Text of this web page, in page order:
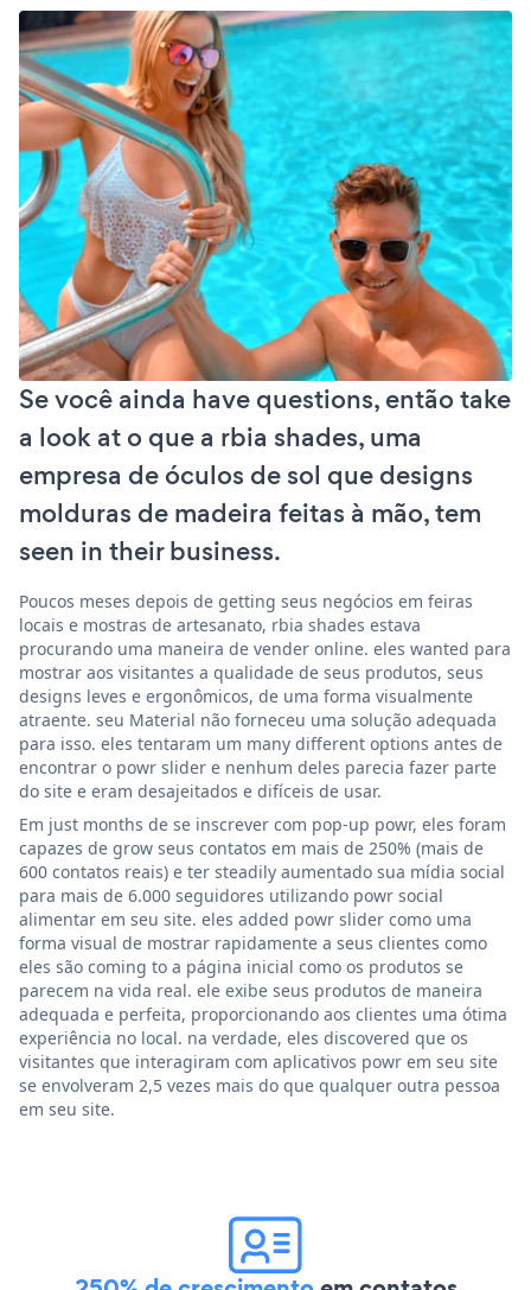
Se você ainda have questions, então take
a look at o que a rbia shades, uma
empresa de óculos de sol que designs
molduras de madeira feitas à mão, tem
seen in their business.
Poucos meses depois de getting seus negócios em feiras
locais e mostras de artesanato, rbia shades estava
procurando uma maneira de vender online. eles wanted para
mostrar aos visitantes a qualidade de seus produtos, seus
designs leves e ergonômicos, de uma forma visualmente
atraente. seu Material não forneceu uma solução adequada
para isso. eles tentaram um many different options antes de
encontrar o powr slider e nenhum deles parecia fazer parte
do site e eram desajeitados e difíceis de usar.
Em just months de se inscrever com pop-up powr, eles foram
capazes de grow seus contatos em mais de 250% (mais de
600 contatos reais) e ter steadily aumentado sua mídia social
para mais de 6.000 seguidores utilizando powr social
alimentar em seu site. eles added powr slider como uma
forma visual de mostrar rapidamente a seus clientes como
eles são coming to a página inicial como os produtos se
parecem na vida real. ele exibe seus produtos de maneira
adequada e perfeita, proporcionando aos clientes uma ótima
experiência no local. na verdade, eles discovered que os
visitantes que interagiram com aplicativos powr em seu site
se envolveram 2,5 vezes mais do que qualquer outra pessoa
em seu site.